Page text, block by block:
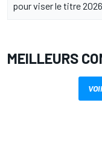
pour viser le titre 2026
MEILLEURS